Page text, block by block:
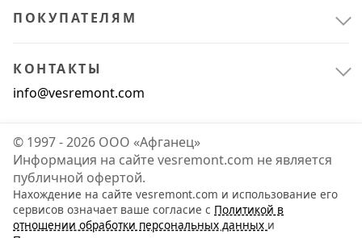
ПОКУПАТЕЛЯМ
КОНТАКТЫ
info@vesremont.com
© 1997 - 2026 ООО «Афганец»
Информация на сайте vesremont.com не является
публичной офертой.
Нахождение на сайте vesremont.com и использование его
сервисов означает ваше согласие с Политикой в
отношении обработки персональных данных и